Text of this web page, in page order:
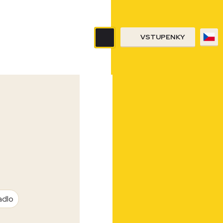
VSTUPENKY